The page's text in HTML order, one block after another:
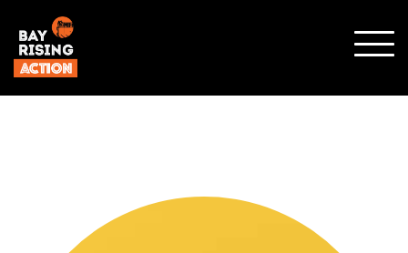
MENU